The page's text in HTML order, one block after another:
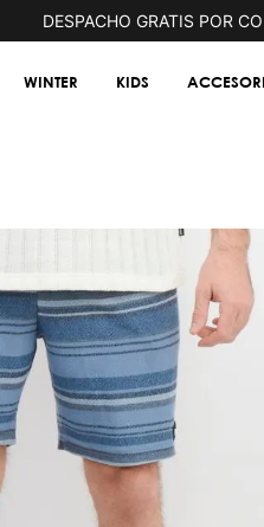
DESPACHO GRATIS POR
WINTER KIDS